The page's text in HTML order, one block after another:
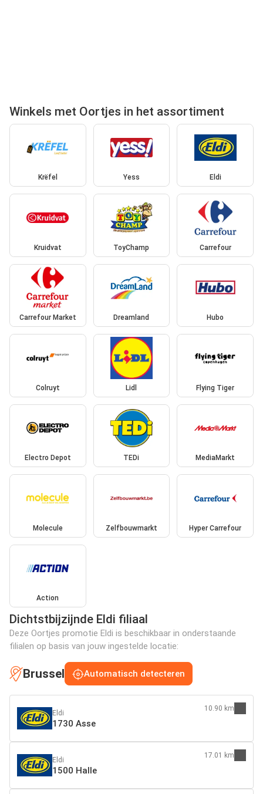
Winkels met Oortjes in het assortiment
Krëfel Yess Eldi
Kruidvat ToyChamp Carrefour
Carrefour Market Dreamland Hubo
Colruyt Lidl Flying Tiger
Electro Depot TEDi MediaMarkt
Molecule Zelfbouwmarkt Hyper Carrefour
Action
Dichtstbijzijnde Eldi filiaal
Deze Oortjes promotie Eldi is beschikbaar in onderstaande
filialen op basis van jouw ingestelde locatie:
Brussel Automatisch detecteren
Eldi
1730 Asse
10.90 km
Eldi
1500 Halle
17.01 km